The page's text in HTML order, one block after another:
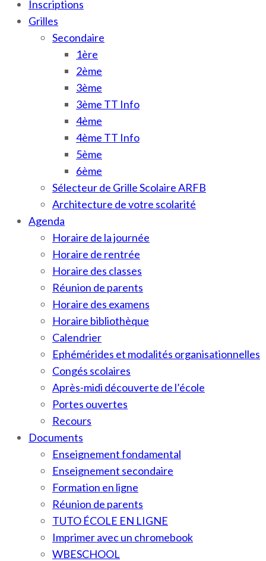
Inscriptions
Grilles
Secondaire
1ère
2ème
3ème
3ème TT Info
4ème
4ème TT Info
5ème
6ème
Sélecteur de Grille Scolaire ARFB
Architecture de votre scolarité
Agenda
Horaire de la journée
Horaire de rentrée
Horaire des classes
Réunion de parents
Horaire des examens
Horaire bibliothèque
Calendrier
Ephémérides et modalités organisationnelles
Congés scolaires
Après-midi découverte de l’école
Portes ouvertes
Recours
Documents
Enseignement fondamental
Enseignement secondaire
Formation en ligne
Réunion de parents
TUTO ÉCOLE EN LIGNE
Imprimer avec un chromebook
WBESCHOOL